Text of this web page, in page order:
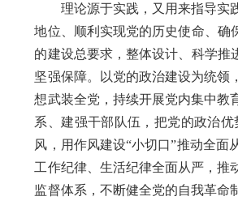
理论源于实践，又用来指导实践
地位、顺利实现党的历史使命、确
的建设总要求，整体设计、科学推
坚强保障。以党的政治建设为统领
想武装全党，持续开展党内集中教
系、建强干部队伍，把党的政治
风，用作风建设“小切口”推动全
工作纪律、生活纪律全面从严，推
监督体系，不断健全党的自我革命